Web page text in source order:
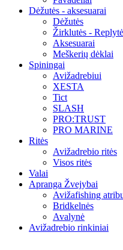
Dėžutės - aksesuarai
Dėžutės
Žirklutės -
Aksesuarai
Meškerių dėklai
Spiningai
Avižadrebiui
XESTA
Tict
SLASH
PRO:TRUST
PRO MARINE
Ritės
Avižadrebio ritės
Visos ritės
Valai
Apranga Žvejybai
Avižafishing
Bridkelnės
Avalynė
Avižadrebio rinkiniai